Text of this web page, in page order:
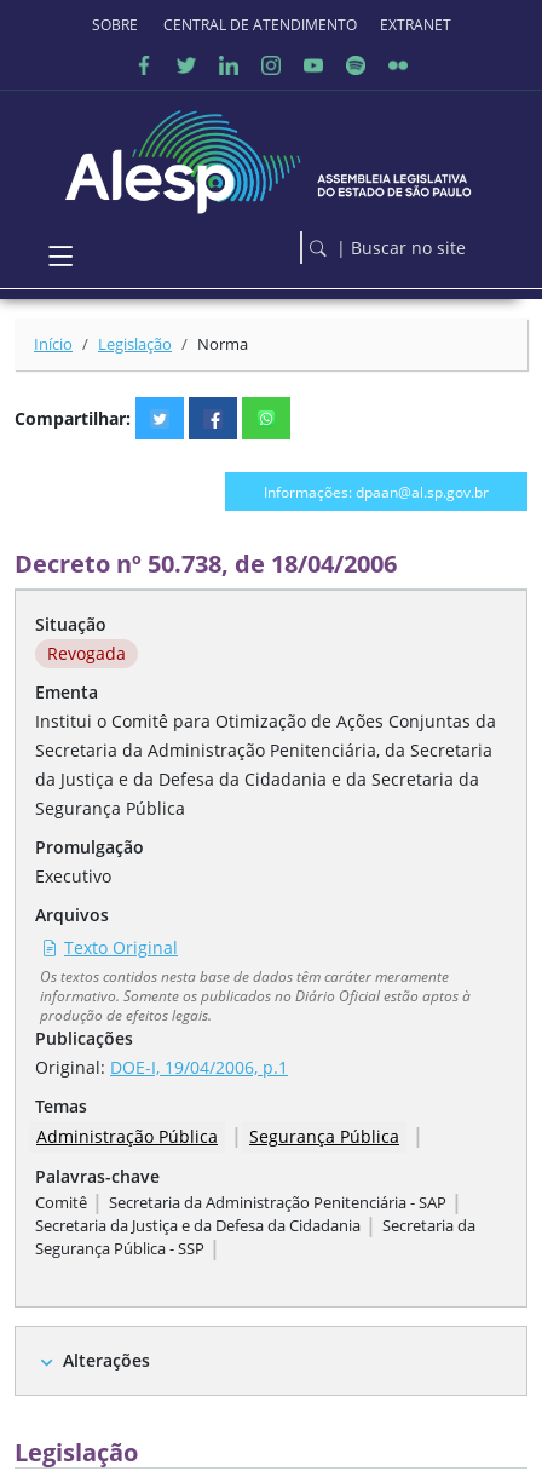
Ir para o conteúdo principal
SOBRE O PORTALCENTRAL DE ATENDIMENTO EXTRANET
| Buscar no site
Início Legislação Norma
Compartilhar:
Informações: dpaan@al.sp.gov.br
Decreto nº 50.738, de 18/04/2006
Situação
Revogada
Ementa
Institui o Comitê para Otimização de Ações Conjuntas da
Secretaria da Administração Penitenciária, da Secretaria
da Justiça e da Defesa da Cidadania e da Secretaria da
Segurança Pública
Promulgação
Executivo
Arquivos
Texto Original
Os textos contidos nesta base de dados têm caráter meramente
informativo. Somente os publicados no Diário Oficial estão aptos à
produção de efeitos legais.
Publicações
Original: DOE-I, 19/04/2006, p.1
Temas
Administração Pública
| Segurança Pública |
Palavras-chave
Comitê | Secretaria da Administração Penitenciária - SAP |
Secretaria da Justiça e da Defesa da Cidadania | Secretaria da
Segurança Pública - SSP |
expand_more Alterações
Legislação